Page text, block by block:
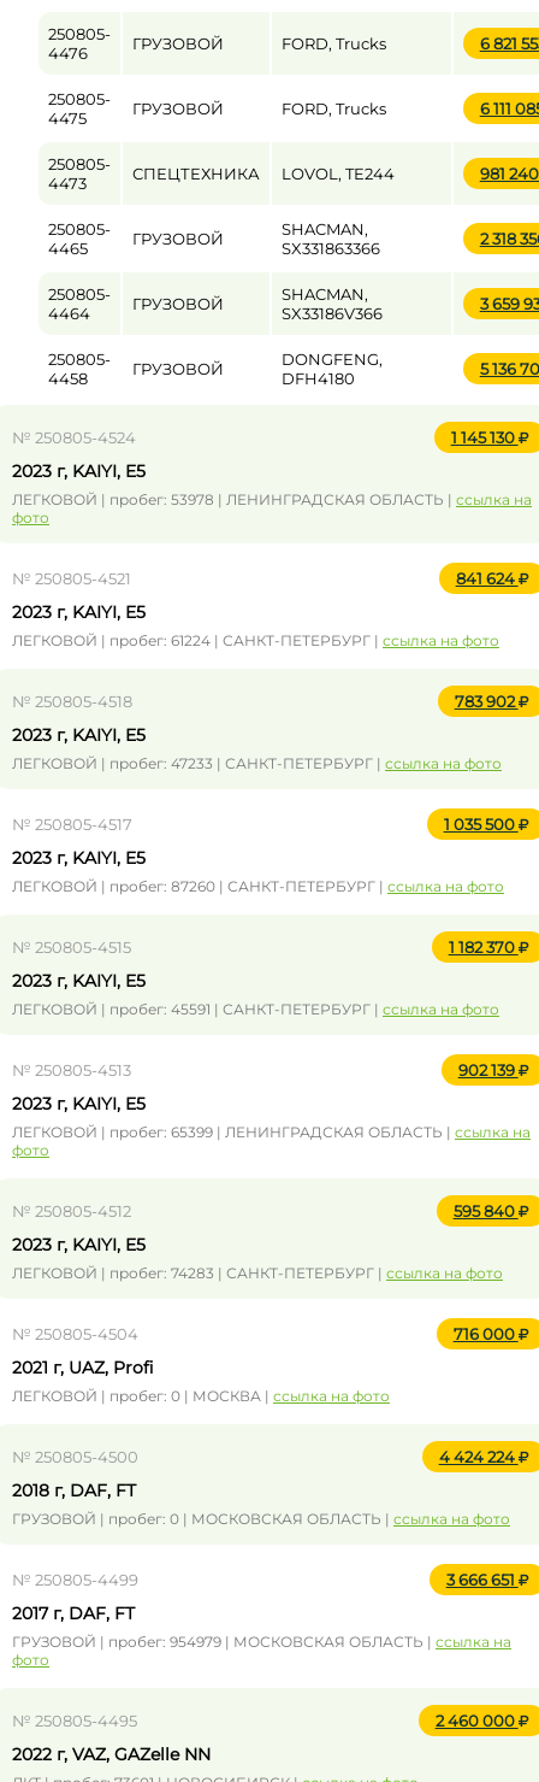
250805-
4476
ГРУЗОВОЙ FORD, Trucks 6 821
250805-
4475
ГРУЗОВОЙ FORD, Trucks 6 111
250805-
4473
СПЕЦТЕХНИКА LOVOL, TE244 981
250805-
4465
ГРУЗОВОЙ
SHACMAN,
SX331863366
2 318
250805-
4464
ГРУЗОВОЙ
SHACMAN,
SX33186V366
3 659
250805-
4458
ГРУЗОВОЙ
DONGFENG,
DFH4180
5 136
№ 250805-4524 1 145 130
2023 г, KAIYI, E5
ЛЕГКОВОЙ | пробег: 53978 | ЛЕНИНГРАДСКАЯ ОБЛАСТЬ | ссылка на
фото
№ 250805-4521 841 624
2023 г, KAIYI, E5
ЛЕГКОВОЙ | пробег: 61224 | САНКТ-ПЕТЕРБУРГ | ссылка на фото
№ 250805-4518 783 902
2023 г, KAIYI, E5
ЛЕГКОВОЙ | пробег: 47233 | САНКТ-ПЕТЕРБУРГ | ссылка на фото
№ 250805-4517 1 035 500
2023 г, KAIYI, E5
ЛЕГКОВОЙ | пробег: 87260 | САНКТ-ПЕТЕРБУРГ | ссылка на фото
№ 250805-4515 1 182 370
2023 г, KAIYI, E5
ЛЕГКОВОЙ | пробег: 45591 | САНКТ-ПЕТЕРБУРГ | ссылка на фото
№ 250805-4513 902 139
2023 г, KAIYI, E5
ЛЕГКОВОЙ | пробег: 65399 | ЛЕНИНГРАДСКАЯ ОБЛАСТЬ | ссылка на
фото
№ 250805-4512 595 840
2023 г, KAIYI, E5
ЛЕГКОВОЙ | пробег: 74283 | САНКТ-ПЕТЕРБУРГ | ссылка на фото
№ 250805-4504 716 000
2021 г, UAZ, Profi
ЛЕГКОВОЙ | пробег: 0 | МОСКВА | ссылка на фото
№ 250805-4500 4 424 224
2018 г, DAF, FT
ГРУЗОВОЙ | пробег: 0 | МОСКОВСКАЯ ОБЛАСТЬ | ссылка на фото
№ 250805-4499 3 666 651
2017 г, DAF, FT
ГРУЗОВОЙ | пробег: 954979 | МОСКОВСКАЯ ОБЛАСТЬ | ссылка на
фото
№ 250805-4495 2 460 000
2022 г, VAZ, GAZelle NN